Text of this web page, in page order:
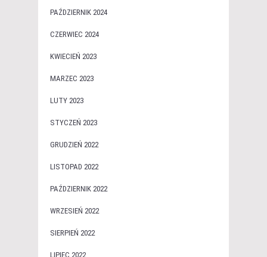
PAŹDZIERNIK 2024
CZERWIEC 2024
KWIECIEŃ 2023
MARZEC 2023
LUTY 2023
STYCZEŃ 2023
GRUDZIEŃ 2022
LISTOPAD 2022
PAŹDZIERNIK 2022
WRZESIEŃ 2022
SIERPIEŃ 2022
LIPIEC 2022